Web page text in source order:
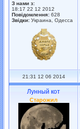
З нами з:
18:17 22 12 2012
Повідомлення: 628
Звідки: Украина, Одесса
21:31 12 06 2014
Лунный кот
Старожил